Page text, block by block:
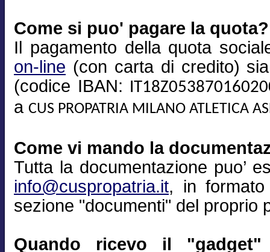
Come si puo' pagare la quota?
Il pagamento della quota
on-line (con carta di credito)
(codice IBAN:
a CUS PROPATRIA MILANO ATLETICA
Come vi mando la
Tutta la documentazione puo’
info@cuspropatria.it, in formato
sezione "documenti" del proprio
Quando ricevo il